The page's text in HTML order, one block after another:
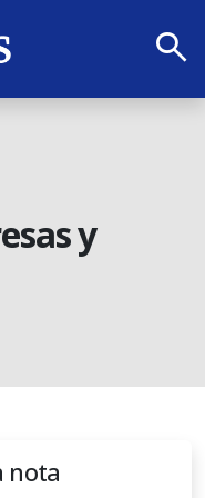
search
y
nota